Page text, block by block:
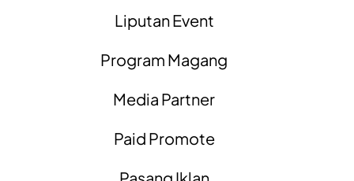
Liputan Event
Program Magang
Media Partner
Paid Promote